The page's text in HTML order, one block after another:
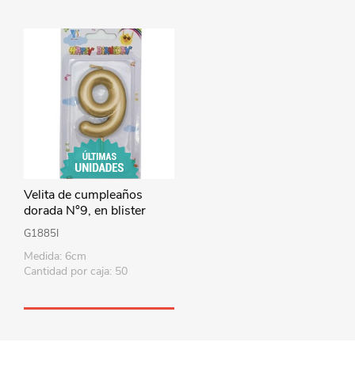
Velita de cumpleaños
dorada N°9, en blister
CAJAx12
G1885I
Medida: 6cm
Cantidad por caja: 50